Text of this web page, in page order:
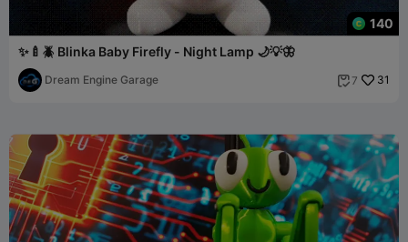
140
✨🍼🪲 Blinka Baby Firefly - Night Lamp 🌙💡🦋
Dream Engine Garage  7 31